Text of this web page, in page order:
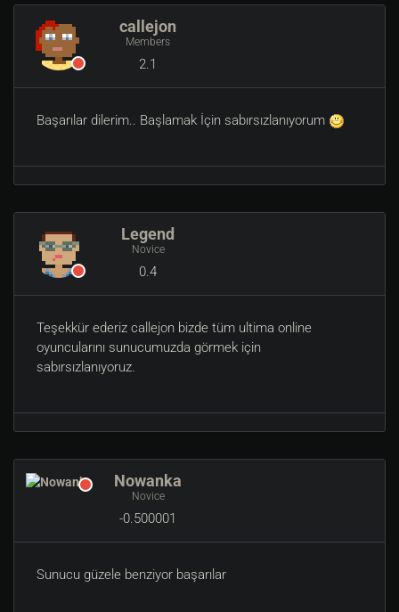
callejon
Members
2.1
Başarılar dilerim.. Başlamak İçin sabırsızlanıyorum
Legend
Novice
0.4
Teşekkür ederiz callejon bizde tüm ultima online
oyuncularını sunucumuzda görmek için
sabırsızlanıyoruz.
Nowanka
Novice
-0.500001
Sunucu güzele benziyor başarılar